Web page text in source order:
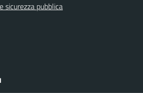
sicurezza pubblica